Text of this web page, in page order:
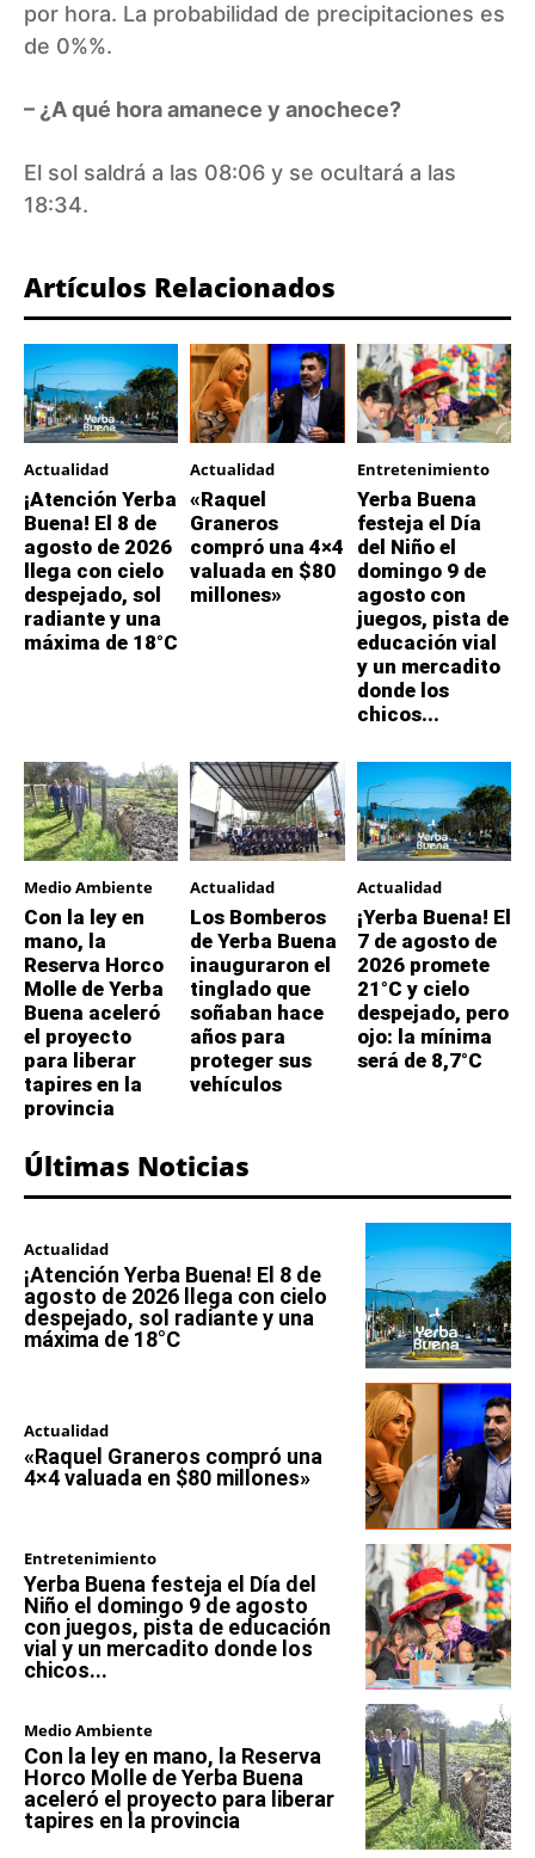
por hora. La probabilidad de precipitaciones es
de 0%%.
– ¿A qué hora amanece y anochece?
El sol saldrá a las 08:06 y se ocultará a las
18:34.
Artículos Relacionados
Actualidad
¡Atención Yerba
Buena! El 8 de
agosto de 2026
llega con cielo
despejado, sol
radiante y una
máxima de 18°C
Actualidad
«Raquel
Graneros
compró una 4×4
valuada en $80
millones»
Entretenimiento
Yerba Buena
festeja el Día
del Niño el
domingo 9 de
agosto con
juegos, pista de
educación vial
y un mercadito
donde los
chicos...
Medio Ambiente
Con la ley en
mano, la
Reserva Horco
Molle de Yerba
Buena aceleró
el proyecto
para liberar
tapires en la
provincia
Actualidad
Los Bomberos
de Yerba Buena
inauguraron el
tinglado que
soñaban hace
años para
proteger sus
vehículos
Actualidad
¡Yerba Buena! El
7 de agosto de
2026 promete
21°C y cielo
despejado, pero
ojo: la mínima
será de 8,7°C
Últimas Noticias
Actualidad
¡Atención Yerba Buena! El 8 de
agosto de 2026 llega con cielo
despejado, sol radiante y una
máxima de 18°C
Actualidad
«Raquel Graneros compró una
4×4 valuada en $80 millones»
Entretenimiento
Yerba Buena festeja el Día del
Niño el domingo 9 de agosto
con juegos, pista de educación
vial y un mercadito donde los
chicos...
Medio Ambiente
Con la ley en mano, la Reserva
Horco Molle de Yerba Buena
aceleró el proyecto para liberar
tapires en la provincia